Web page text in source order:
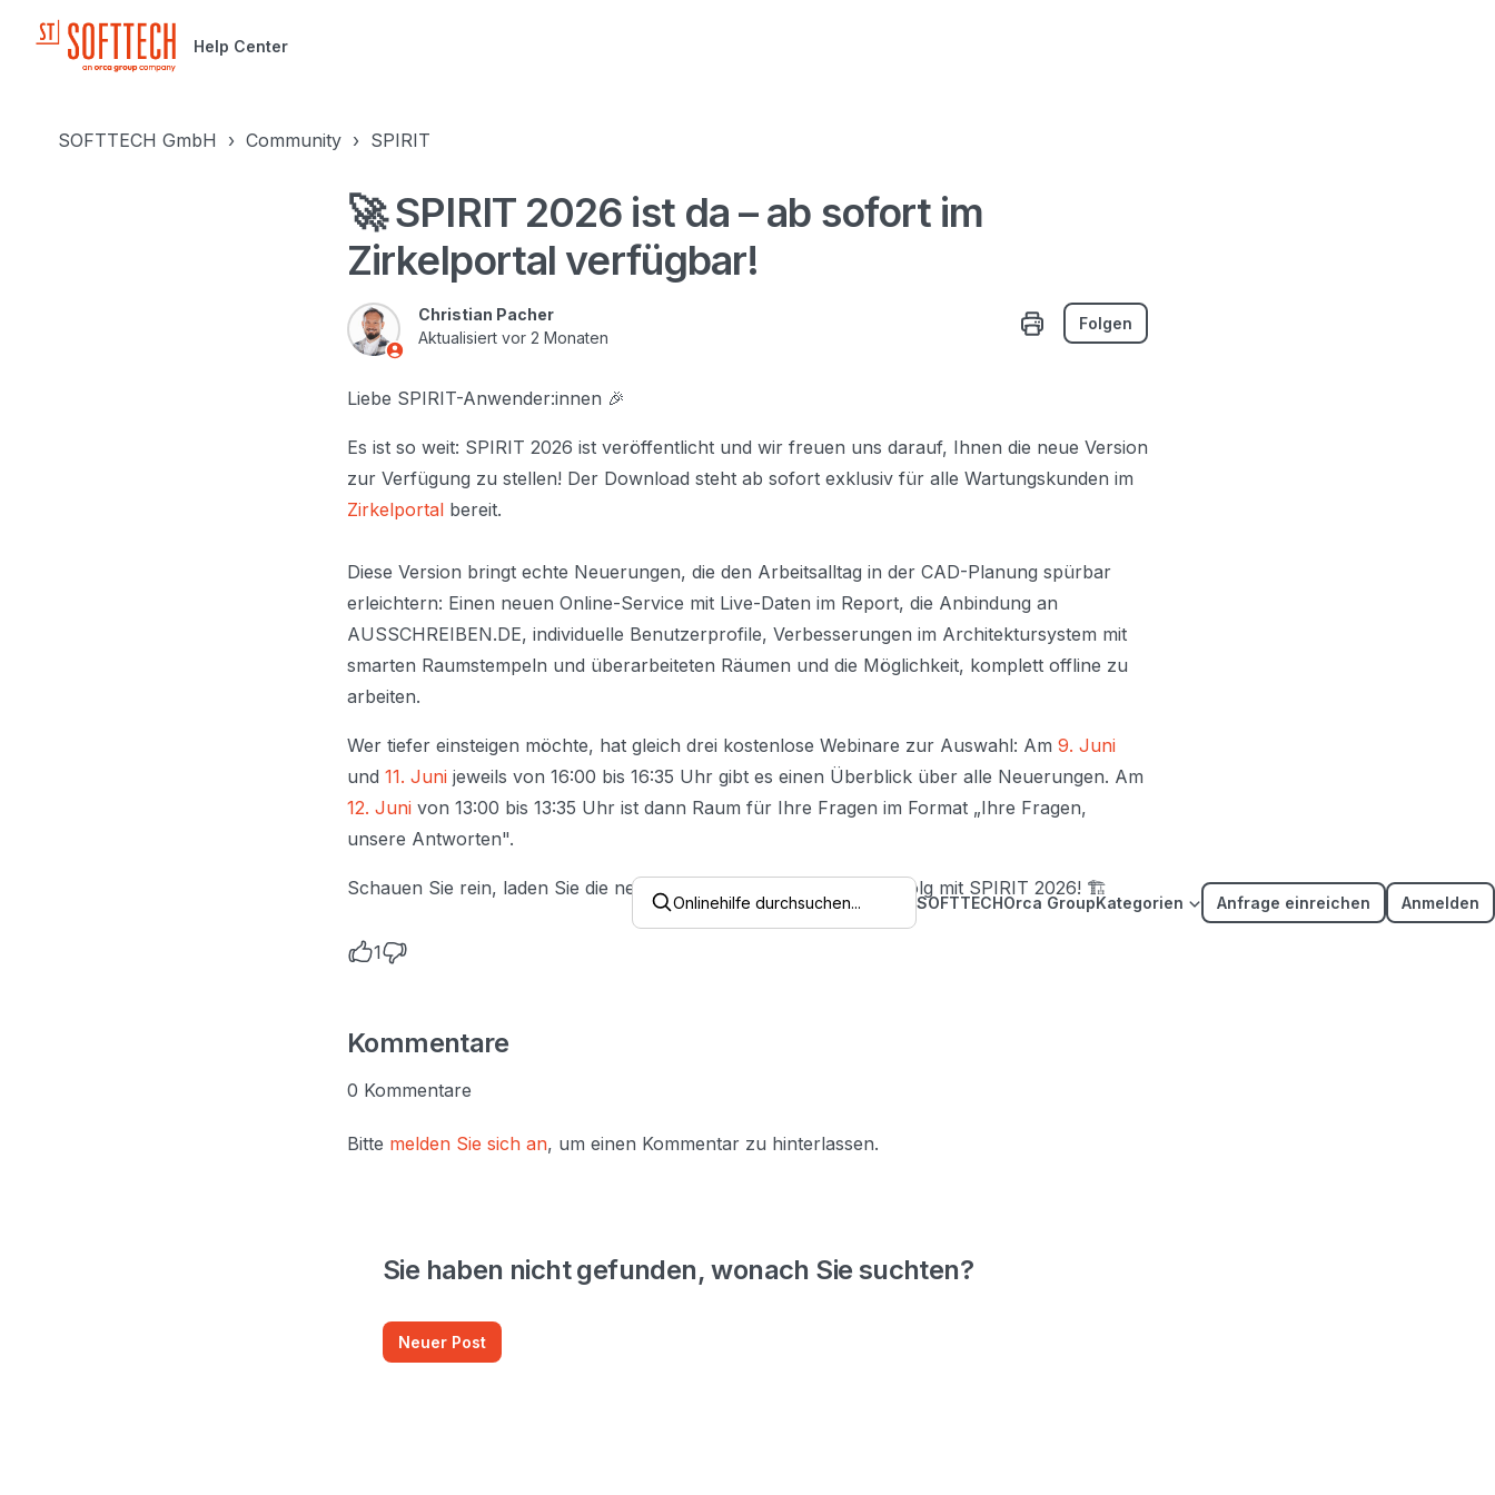
Help Center
Onlinehilfe durchsuchen... SOFTTECHOrca GroupKategorien Anfrage einreichen Anmelden
SOFTTECH GmbH Community SPIRIT
🚀 SPIRIT 2026 ist da – ab sofort im
Zirkelportal verfügbar!
Christian Pacher
Aktualisiert vor 2 Monaten
Folgen
Liebe SPIRIT-Anwender:innen 🎉
Es ist so weit: SPIRIT 2026 ist veröffentlicht und wir freuen uns darauf, Ihnen die neue Version
zur Verfügung zu stellen! Der Download steht ab sofort exklusiv für alle Wartungskunden im
Zirkelportal bereit.
Diese Version bringt echte Neuerungen, die den Arbeitsalltag in der CAD-Planung spürbar
erleichtern: Einen neuen Online-Service mit Live-Daten im Report, die Anbindung an
AUSSCHREIBEN.DE, individuelle Benutzerprofile, Verbesserungen im Architektursystem mit
smarten Raumstempeln und überarbeiteten Räumen und die Möglichkeit, komplett offline zu
arbeiten.
Wer tiefer einsteigen möchte, hat gleich drei kostenlose Webinare zur Auswahl: Am 9. Juni
und 11. Juni jeweils von 16:00 bis 16:35 Uhr gibt es einen Überblick über alle Neuerungen. Am
12. Juni von 13:00 bis 13:35 Uhr ist dann Raum für Ihre Fragen im Format „Ihre Fragen,
unsere Antworten".
Schauen Sie rein, laden Sie die neue Version herunter und viel Erfolg mit SPIRIT 2026! 🏗️
1
Kommentare
0 Kommentare
Bitte melden Sie sich an, um einen Kommentar zu hinterlassen.
Sie haben nicht gefunden, wonach Sie suchten?
Neuer Post